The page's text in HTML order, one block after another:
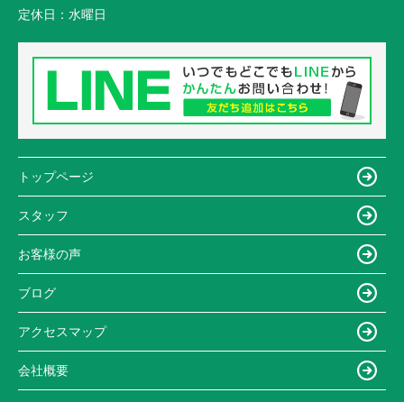
定休日： 水曜日
トップページ
スタッフ
お客様の声
ブログ
アクセスマップ
会社概要